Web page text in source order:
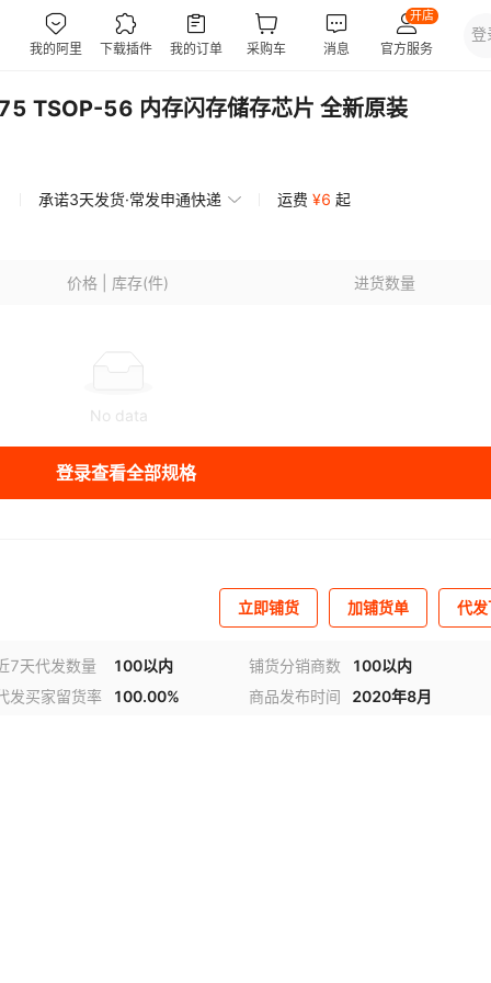
TSOP-56 内存闪存储存芯片 全新原装
承诺3天发货·常发申通快递 运费 ¥6 起
价格 | 库存(件) 进货数量
No data
登录查看全部规格
立即铺货 加铺货单 代
7天代发数量 100以内 铺货分销商数
100以内
发买家留货率
100.00% 商品发布时间 2020年8月